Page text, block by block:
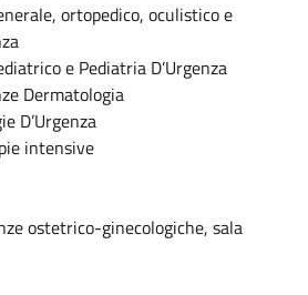
ortopedico, oculistico e
e Pediatria D’Urgenza
Dermatologia
D’Urgenza
intensive
ostetrico-ginecologiche, sala